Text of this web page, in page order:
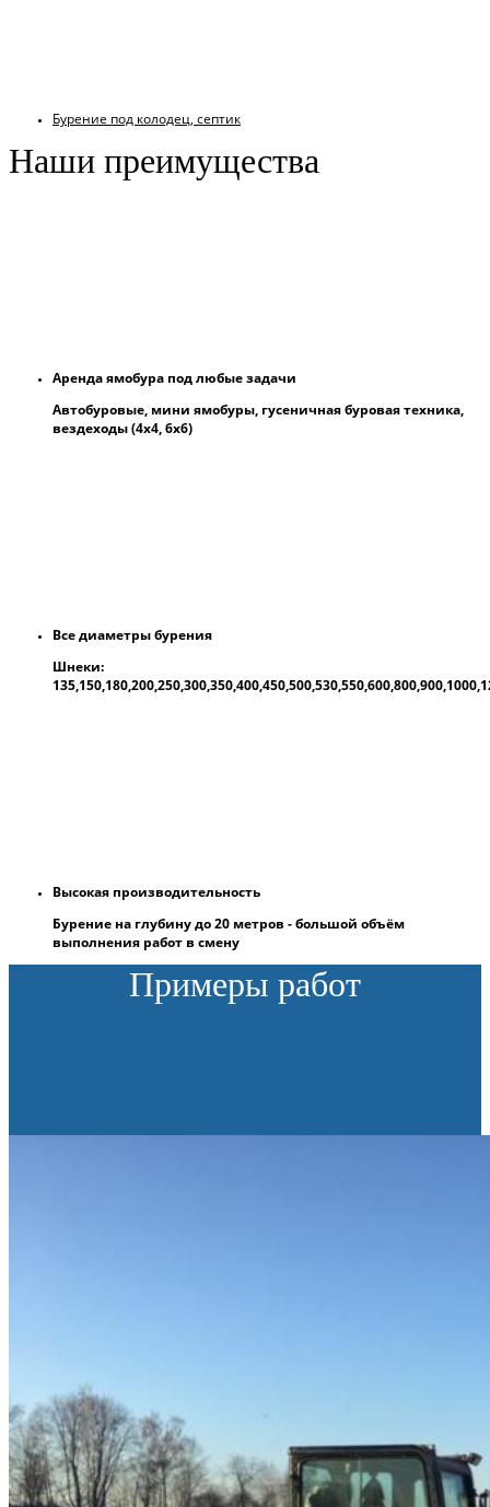
Бурение под колодец, септик
Наши преимущества
Аренда ямобура под любые задачи
Автобуровые, мини ямобуры, гусеничная буровая техника,
вездеходы (4х4, 6х6)
Все диаметры бурения
Шнеки:
Высокая производительность
Бурение на глубину до 20 метров - большой объём
выполнения работ в смену
Примеры работ